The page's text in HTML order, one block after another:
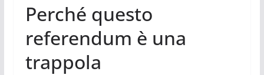
Perché questo
referendum è una
trappola